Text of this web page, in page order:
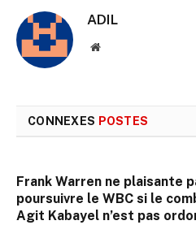
ADIL
Site
CONNEXES POSTES
Frank Warren ne plaisante
poursuivre le WBC si le
Agit Kabayel n’est pas